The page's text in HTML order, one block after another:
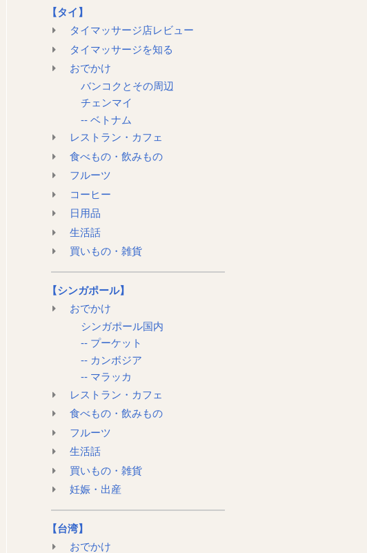
【タイ】
タイマッサージ店レビュー
タイマッサージを知る
おでかけ
バンコクとその周辺
チェンマイ
-- ベトナム
レストラン・カフェ
食べもの・飲みもの
フルーツ
コーヒー
日用品
生活話
買いもの・雑貨
【シンガポール】
おでかけ
シンガポール国内
-- プーケット
-- カンボジア
-- マラッカ
レストラン・カフェ
食べもの・飲みもの
フルーツ
生活話
買いもの・雑貨
妊娠・出産
【台湾】
おでかけ